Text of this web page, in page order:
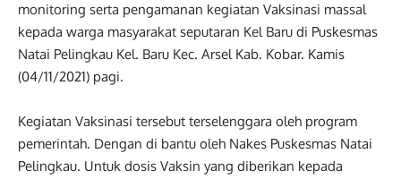
monitoring serta pengamanan kegiatan Vaksinasi massal
kepada warga masyarakat seputaran Kel Baru di Puskesmas
Natai Pelingkau Kel. Baru Kec. Arsel Kab. Kobar. Kamis
(04/11/2021) pagi.
Kegiatan Vaksinasi tersebut terselenggara oleh program
pemerintah. Dengan di bantu oleh Nakes Puskesmas Natai
Pelingkau. Untuk dosis Vaksin yang diberikan kepada